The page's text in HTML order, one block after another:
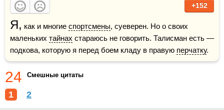
+152
Я, как и многие спортсмены, суеверен. Но о своих
маленьких тайнах стараюсь не говорить. Талисман есть —
подкова, которую я перед боем кладу в правую перчатку.
24 Смешные цитаты
1 2